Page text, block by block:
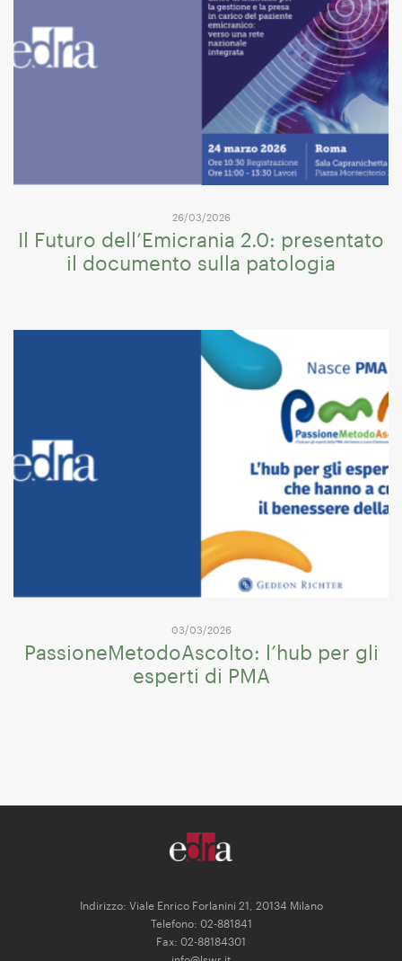
26/03/2026
Il Futuro dell’Emicrania 2.0: presentato
il documento sulla patologia
03/03/2026
PassioneMetodoAscolto: l’hub per gli
esperti di PMA
Indirizzo: Viale Enrico Forlanini 21, 20134 Milano
Telefono: 02-881841
Fax: 02-88184301